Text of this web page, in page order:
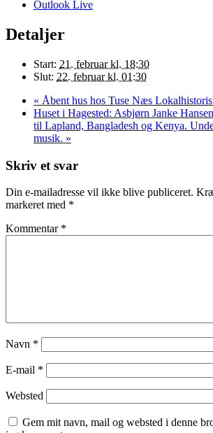
Outlook Live
Detaljer
Start: 21. februar kl. 18:30
Slut: 22. februar kl. 01:30
« Åbent hus hos Tuse Næs
Huset i Hagested: Asbjørn Janke
til Lapland, Bangladesh og Kenya.
musik. »
Skriv et svar
Din e-mailadresse vil ikke blive publiceret.
markeret med *
Kommentar *
Navn *
E-mail *
Websted
Gem mit navn, mail og websted i denne